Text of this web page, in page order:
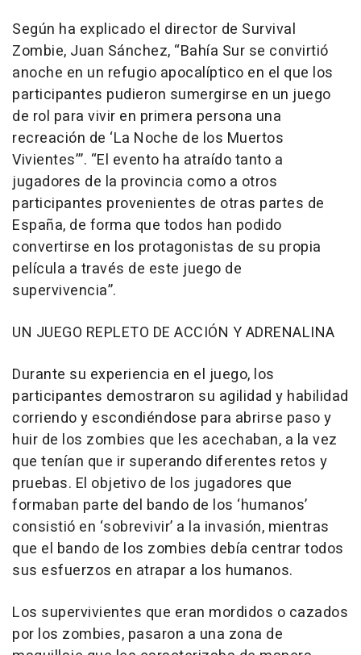
Según ha explicado el director de Survival
Zombie, Juan Sánchez, “Bahía Sur se convirtió
anoche en un refugio apocalíptico en el que los
participantes pudieron sumergirse en un juego
de rol para vivir en primera persona una
recreación de ‘La Noche de los Muertos
Vivientes’”. “El evento ha atraído tanto a
jugadores de la provincia como a otros
participantes provenientes de otras partes de
España, de forma que todos han podido
convertirse en los protagonistas de su propia
película a través de este juego de
supervivencia”.
UN JUEGO REPLETO DE ACCIÓN Y ADRENALINA
Durante su experiencia en el juego, los
participantes demostraron su agilidad y habilidad
corriendo y escondiéndose para abrirse paso y
huir de los zombies que les acechaban, a la vez
que tenían que ir superando diferentes retos y
pruebas. El objetivo de los jugadores que
formaban parte del bando de los ‘humanos’
consistió en ‘sobrevivir’ a la invasión, mientras
que el bando de los zombies debía centrar todos
sus esfuerzos en atrapar a los humanos.
Los supervivientes que eran mordidos o cazados
por los zombies, pasaron a una zona de